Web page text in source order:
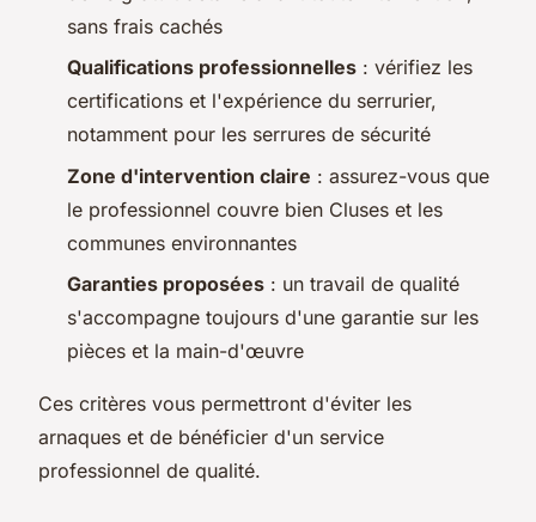
sans frais cachés
Qualifications professionnelles : vérifiez les
certifications et l'expérience du serrurier,
notamment pour les serrures de sécurité
Zone d'intervention claire : assurez-vous que
le professionnel couvre bien Cluses et les
communes environnantes
Garanties proposées : un travail de qualité
s'accompagne toujours d'une garantie sur les
pièces et la main-d'œuvre
Ces critères vous permettront d'éviter les
arnaques et de bénéficier d'un service
professionnel de qualité.